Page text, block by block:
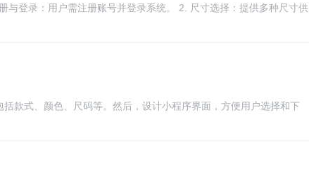
与登录：用户需注册账号并登录系统。 2. 尺寸选择：提供多种尺寸供
制：用户可选择校服款式，如颜色、领口形状、口袋设计等。 4. 图
款式、颜色、尺码等。然后，设计小程序界面，方便用户选择和下
制校服方案。最后，测试和优化小程序，确保功能完善和用户体验良